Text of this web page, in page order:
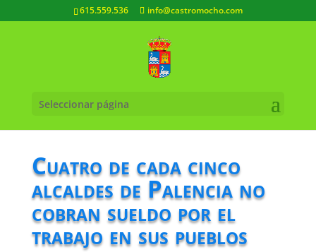
615.559.536 info@castromocho.com
Seleccionar página
Cuatro de cada cinco
alcaldes de Palencia no
cobran sueldo por el
trabajo en sus pueblos